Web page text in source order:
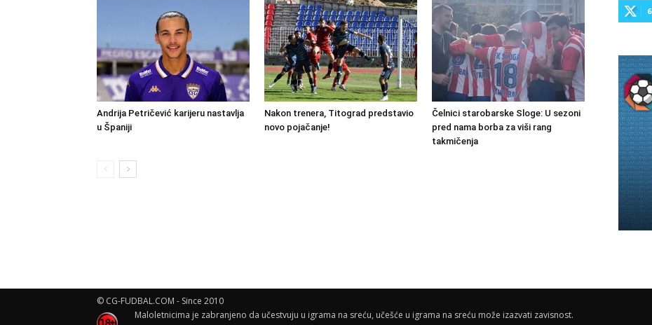
Andrija Petričević karijeru nastavlja
u Španiji
Nakon trenera, Titograd predstavio
novo pojačanje!
Čelnici starobarske Sloge: U sezoni
pred nama borba za viši rang
takmičenja
© CG-FUDBAL.COM - Since 2010
Maloletnicima je zabranjeno da učestvuju u igrama na sreću, učešće u igrama na sreću može izazvati zavisnost.